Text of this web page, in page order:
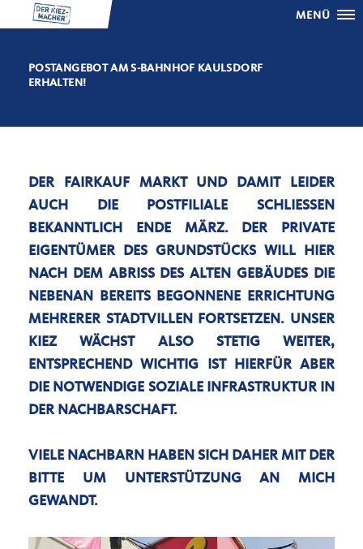
MENÜ
POSTANGEBOT AM S-BAHNHOF KAULSDORF
ERHALTEN!
DER FAIRKAUF MARKT UND DAMIT LEIDER
AUCH DIE POSTFILIALE SCHLIESSEN
BEKANNTLICH ENDE MÄRZ. DER PRIVATE E
IGENTÜMER DES GRUNDSTÜCKS WILL HIER
NACH DEM ABRISS DES ALTEN GEBÄUDES DIE N
EBENAN BEREITS BEGONNENE ERRICHTUNG M
EHRERER STADTVILLEN FORTSETZEN. UNSER K
IEZ WÄCHST ALSO STETIG WEITER, E
NTSPRECHEND WICHTIG IST HIERFÜR ABER D
IE NOTWENDIGE SOZIALE INFRASTRUKTUR IN D
ER NACHBARSCHAFT.
VIELE NACHBARN HABEN SICH DAHER MIT DER
BITTE UM UNTERSTÜTZUNG AN MICH
GEWANDT.